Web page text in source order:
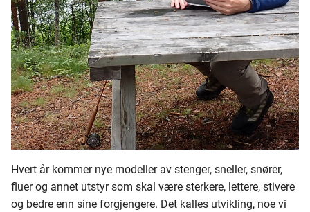
220 - 239
240 - 259
260 - 279
280 - 299
300 - 319
320 - 339
Runar Nikolaisen
Thomas Stensrud
Hvert år kommer nye modeller av stenger, sneller, snører,
fluer og annet utstyr som skal være sterkere, lettere, stivere
og bedre enn sine forgjengere. Det kalles utvikling, noe vi